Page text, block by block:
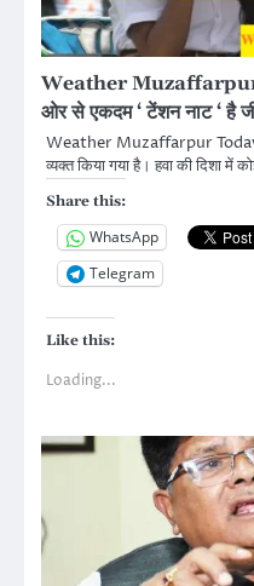
Weather Muzaffarpur
ओर से एकदम ‘ टेंशन नाट ‘ है
Weather Muzaffarpur Today
व्यक्त किया गया है। हवा की दिशा में
Share this:
WhatsApp
Telegram
Like this:
Loading...